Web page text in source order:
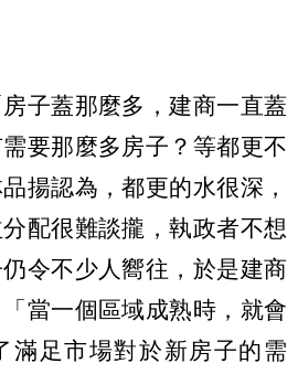
子蓋那麼多，建商一直蓋
要那麼多房子？等都更不
揚認為，都更的水很深，
配很難談攏，執政者不想
令不少人嚮往，於是建商
當一個區域成熟時，就會
滿足市場對於新房子的需